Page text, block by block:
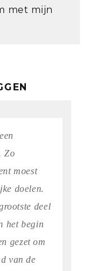
met mijn
Zo
moest
doelen.
deel
het begin
gezet om
van de